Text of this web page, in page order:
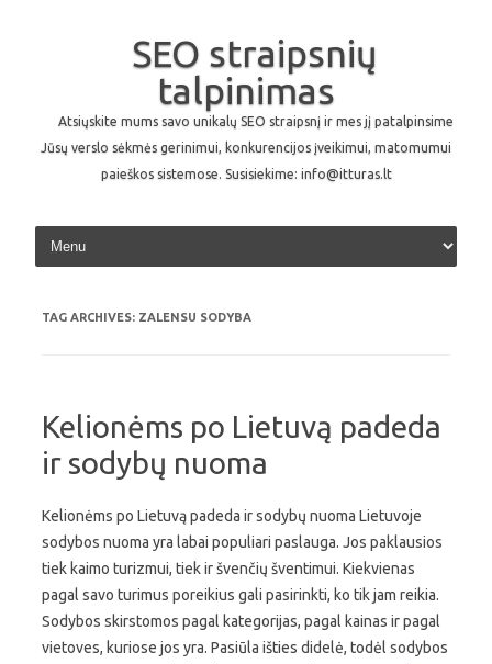
SEO straipsnių
talpinimas
Atsiųskite mums savo unikalų SEO straipsnį ir mes jį patalpinsime
Jūsų verslo sėkmės gerinimui, konkurencijos įveikimui, matomumui
paieškos sistemose. Susisiekime: info@itturas.lt
Skip to content
TAG ARCHIVES: ZALENSU SODYBA
Kelionėms po Lietuvą padeda
ir sodybų nuoma
Kelionėms po Lietuvą padeda ir sodybų nuoma Lietuvoje
sodybos nuoma yra labai populiari paslauga. Jos paklausios
tiek kaimo turizmui, tiek ir švenčių šventimui. Kiekvienas
pagal savo turimus poreikius gali pasirinkti, ko tik jam reikia.
Sodybos skirstomos pagal kategorijas, pagal kainas ir pagal
vietoves, kuriose jos yra. Pasiūla išties didelė, todėl sodybos